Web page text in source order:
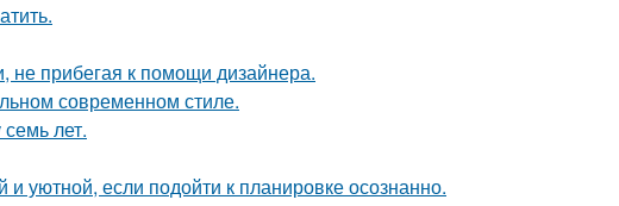
не прибегая к помощи дизайнера.
современном стиле.
лет.
уютной, если подойти к планировке осознанно.